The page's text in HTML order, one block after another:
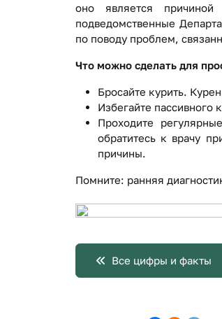
оно является
подведомственные
по поводу проблем,
Что можно сделать для
Бросайте курить.
Избегайте пассивного
Проходите
обратитесь к врачу
причины.
Помните: ранняя
Все цифры и факты